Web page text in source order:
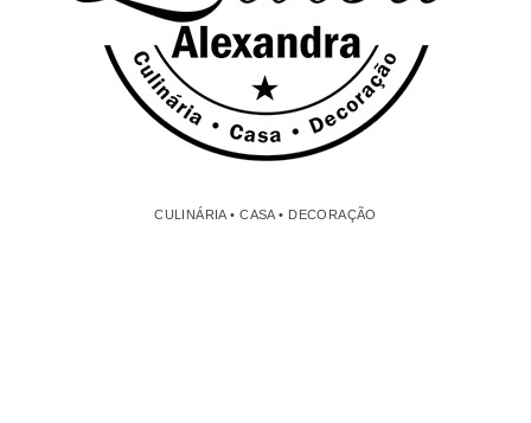
CULINÁRIA • CASA • DECORAÇÃO